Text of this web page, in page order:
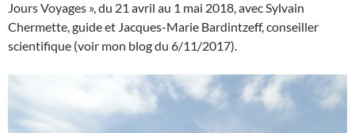
Jours Voyages », du 21 avril au 1 mai 2018, avec Sylvain
Chermette, guide et Jacques-Marie Bardintzeff, conseiller
scientifique (voir mon blog du 6/11/2017).